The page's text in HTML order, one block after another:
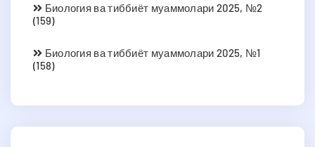
Биология ва тиббиёт муаммолари 2025, №2
(159)
Биология ва тиббиёт муаммолари 2025, №1
(158)